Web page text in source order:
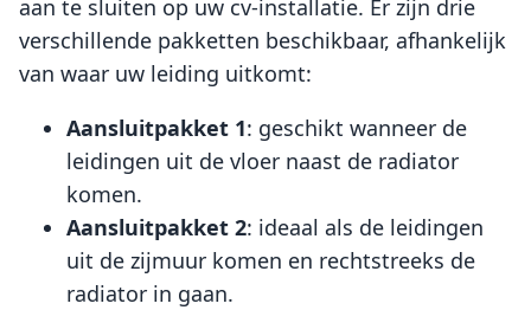
aan te sluiten op uw cv-installatie. Er zijn drie
verschillende pakketten beschikbaar, afhankelijk
van waar uw leiding uitkomt:
Aansluitpakket 1: geschikt wanneer de
leidingen uit de vloer naast de radiator
komen.
Aansluitpakket 2: ideaal als de leidingen
uit de zijmuur komen en rechtstreeks de
radiator in gaan.